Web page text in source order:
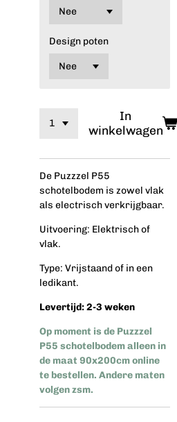
Design poten
In
winkelwagen
De Puzzzel P55
schotelbodem is zowel vlak
als electrisch verkrijgbaar.
Uitvoering: Elektrisch of
vlak.
Type: Vrijstaand of in een
ledikant.
Levertijd: 2-3 weken
Op moment is de Puzzzel
P55 schotelbodem alleen in
de maat 90x200cm online
te bestellen. Andere maten
volgen zsm.